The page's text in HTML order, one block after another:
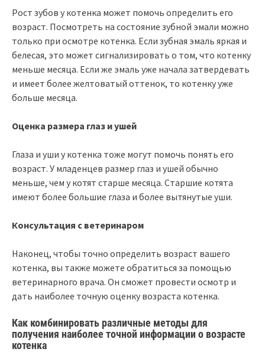
Рост зубов у котенка может помочь определить его
возраст. Посмотреть на состояние зубной эмали можно
только при осмотре котенка. Если зубная эмаль яркая и
белесая, это может сигнализировать о том, что котенку
меньше месяца. Если же эмаль уже начала затвердевать
и имеет более желтоватый оттенок, то котенку уже
больше месяца.
Оценка размера глаз и ушей
Глаза и уши у котенка тоже могут помочь понять его
возраст. У младенцев размер глаз и ушей обычно
меньше, чем у котят старше месяца. Старшие котята
имеют более большие глаза и более вытянутые уши.
Консультация с ветеринаром
Наконец, чтобы точно определить возраст вашего
котенка, вы также можете обратиться за помощью
ветеринарного врача. Он сможет провести осмотр и
дать наиболее точную оценку возраста котенка.
Как комбинировать различные методы для
получения наиболее точной информации о возрасте
котенка